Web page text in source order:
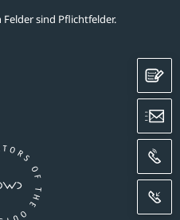
sind Pflichtfelder.